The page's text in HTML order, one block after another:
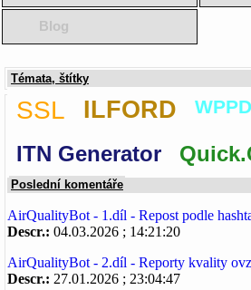
Blog
Témata, štítky
SSL ILFORD WPPD
ITN Generator
Poslední komentáře
AirQualityBot - 1.díl - Repost podle
Descr.: 04.03.2026 ; 14:21:20
AirQualityBot - 2.díl - Reporty kvality
Descr.: 27.01.2026 ; 23:04:47